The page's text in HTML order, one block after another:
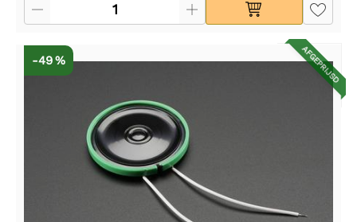
AFGEPRIJSD
-49 %